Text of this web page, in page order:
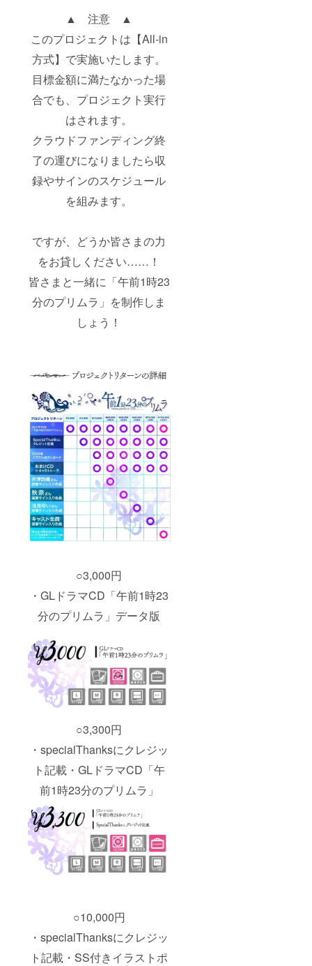
▲ 注意 ▲
このプロジェクトは【All-in
方式】で実施いたします。
目標金額に満たなかった場
合でも、プロジェクト実行
はされます。
クラウドファンディング終
了の運びになりましたら収
録やサインのスケジュール
を組みます。
ですが、どうか皆さまの力
をお貸しください……！
皆さまと一緒に「午前1時23
分のプリムラ」を制作しま
しょう！
○3,000円
・GLドラマCD「午前1時23
分のプリムラ」データ版
○3,300円
・specialThanksにクレジッ
ト記載・GLドラマCD「午
前1時23分のプリムラ」
○10,000円
・specialThanksにクレジッ
ト記載・SS付きイラストポ